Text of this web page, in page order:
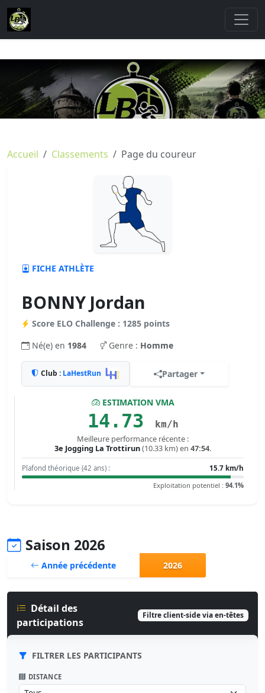
Accueil Classements Page du coureur
FICHE ATHLÈTE
BONNY Jordan
Score ELO Challenge : 1285 points
Né(e) en 1984 Genre : Homme
Club : LaHestRun Partager
ESTIMATION VMA
14.73 km/h
Meilleure performance récente :
3e Jogging La Trottirun(10.33 km) en 47:54.
Plafond théorique (42 ans) :
15.7 km/h
Exploitation potentiel : 94.1%
Saison 2026
Année précédente 2026
Détail des
participations
Filtre client-side via en-têtes
FILTRER LES PARTICIPANTS
DISTANCE